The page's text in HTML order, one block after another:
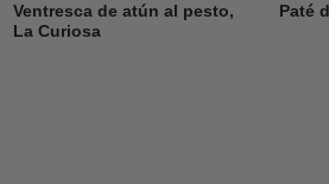
Ventresca de atún al pesto,
La Curiosa
Paté